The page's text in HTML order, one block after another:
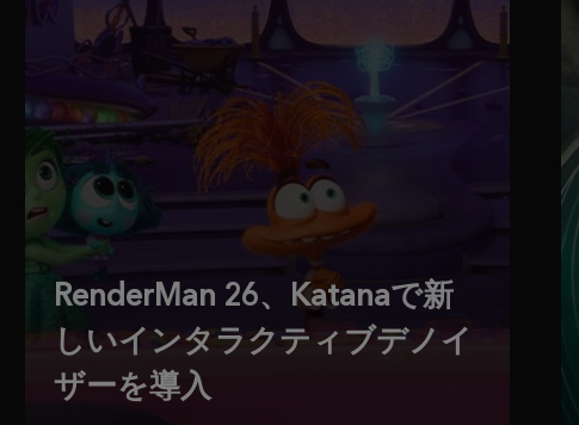
RenderMan 26、Katanaで新
しいインタラクティブデノイ
ザーを導入